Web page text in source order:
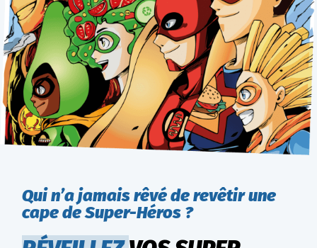
Qui n’a jamais rêvé de revêtir une
cape de Super-Héros ?